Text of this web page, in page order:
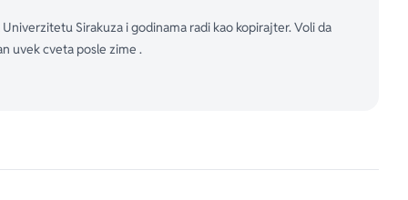
pošalju u
ne vidimo
Sirakuza i godinama radi kao kopirajter. Voli da
uvek cveta posle zime .